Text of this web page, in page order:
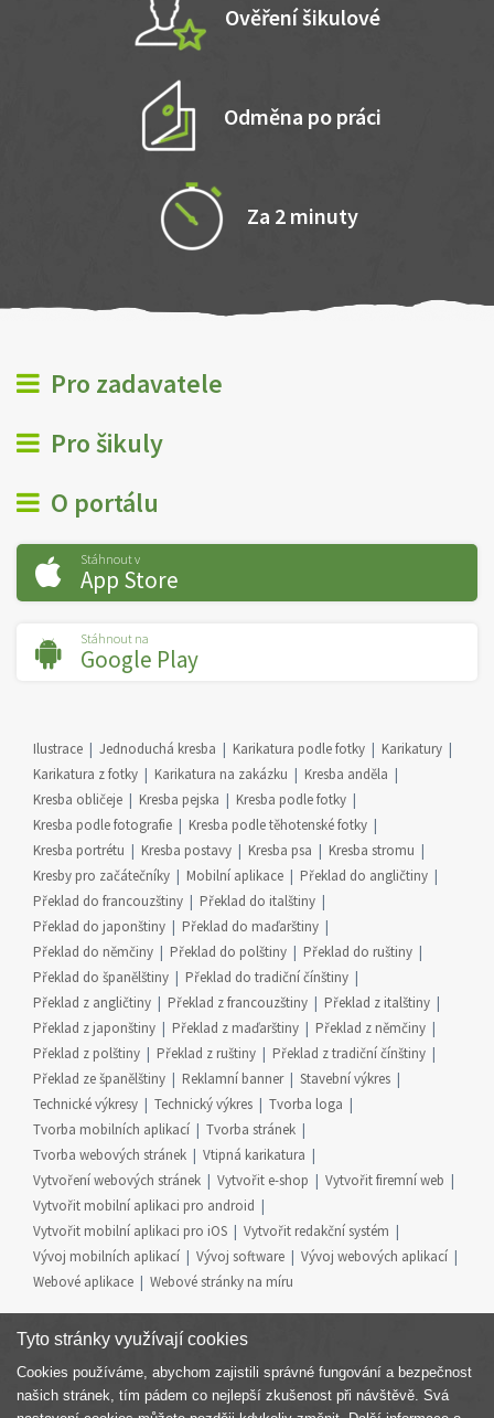
Ověření šikulové
Odměna po práci
Za 2 minuty
Pro zadavatele
Pro šikuly
O portálu
Stáhnout v
App Store
Stáhnout na
Google Play
Ilustrace Jednoduchá kresba Karikatura podle fotky
Karikatury
Karikatura z fotky
Karikatura na zakázku
Kresba anděla
Kresba obličeje
Kresba pejska
Kresba podle fotky
Kresba podle fotografie
Kresba podle těhotenské fotky
Kresba portrétu
Kresba postavy Kresba psa
Kresba stromu
Kresby pro začátečníky
Mobilní aplikace
Překlad do angličtiny
Překlad do francouzštiny
Překlad do italštiny
Překlad do japonštiny
Překlad do maďarštiny
Překlad do němčiny
Překlad do polštiny
Překlad do ruštiny
Překlad do španělštiny
Překlad do tradiční čínštiny
Překlad z angličtiny
Překlad z francouzštiny
Překlad z italštiny
Překlad z japonštiny
Překlad z maďarštiny
Překlad z němčiny
Překlad z polštiny
Překlad z ruštiny
Překlad z tradiční čínštiny
Překlad ze španělštiny
Reklamní banner
Stavební výkres
Technické výkresy
Technický výkres
Tvorba loga
Tvorba mobilních aplikací
Tvorba stránek
Tvorba webových stránek
Vtipná karikatura
Vytvoření webových stránek
Vytvořit e-shop
Vytvořit firemní web
Vytvořit mobilní aplikaci pro android
Vytvořit mobilní aplikaci pro iOS
Vytvořit redakční systém
Vývoj mobilních aplikací
Vývoj software
Vývoj webových aplikací
Webové aplikace
Webové stránky na míru
Součást skupiny
Tyto stránky využívají cookies
Cookies používáme, abychom zajistili správné fungování a bezpečnost
našich stránek, tím pádem co nejlepší zkušenost při návštěvě. Svá